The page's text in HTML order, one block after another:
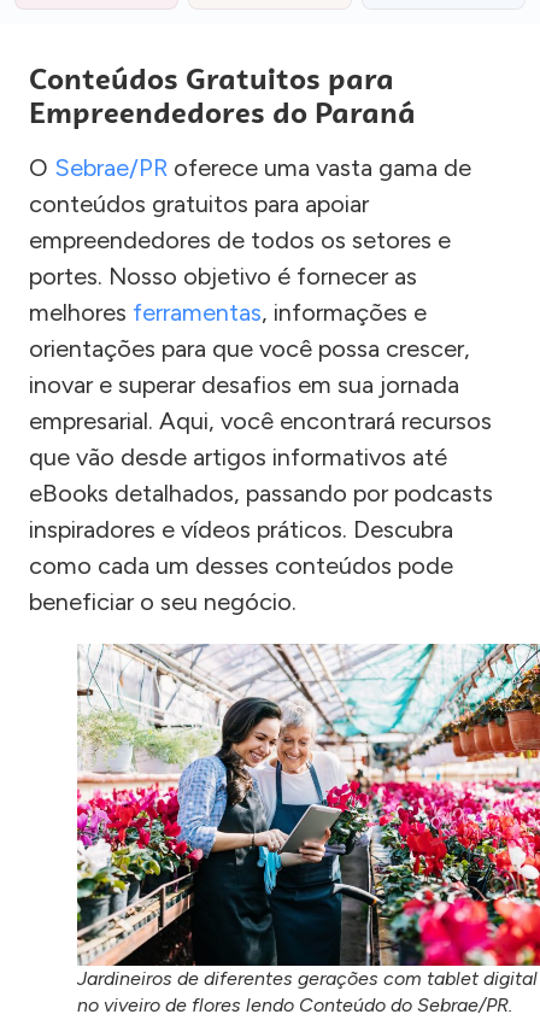
Conteúdos Gratuitos para
Empreendedores do Paraná
O Sebrae/PR oferece uma vasta gama de
conteúdos gratuitos para apoiar
empreendedores de todos os setores e
portes. Nosso objetivo é fornecer as
melhores ferramentas, informações e
orientações para que você possa crescer,
inovar e superar desafios em sua jornada
empresarial. Aqui, você encontrará recursos
que vão desde artigos informativos até
eBooks detalhados, passando por podcasts
inspiradores e vídeos práticos. Descubra
como cada um desses conteúdos pode
beneficiar o seu negócio.
Jardineiros de diferentes gerações com tablet digital
no viveiro de flores lendo Conteúdo do Sebrae/PR.